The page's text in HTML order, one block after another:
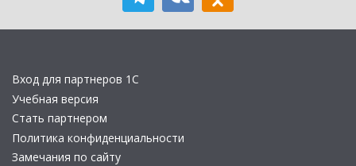
Вход для партнеров 1С
Учебная версия
Стать партнером
Политика конфиденциальности
Замечания по сайту